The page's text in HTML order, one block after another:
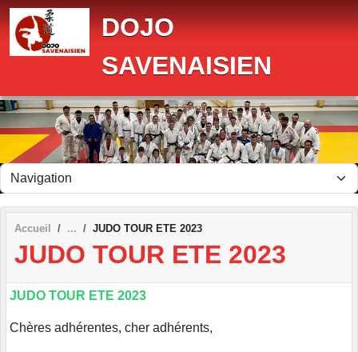
DOJO
SAVENAISIEN
Accueil JUDO TOUR ETE 2023
JUDO TOUR ETE 2023
JUDO TOUR ETE 2023
Chères adhérentes, cher adhérents,
Panneau de gestion des cookies